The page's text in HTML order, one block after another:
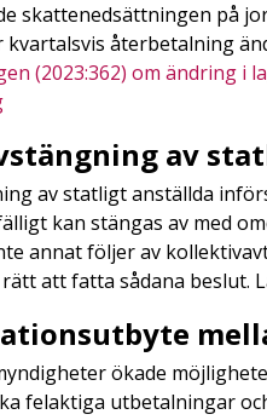
skattenedsättningen på
återbetalning
(2023:362) om ändring i
av
av statligt anställda
kan stängas av med
annat följer av
att fatta sådana beslut.
ökade
felaktiga utbetalningar